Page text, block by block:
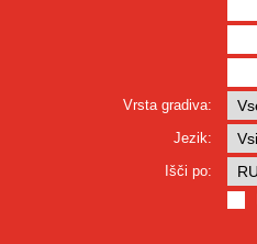
Vrsta gradiva:
Jezik:
Išči po: